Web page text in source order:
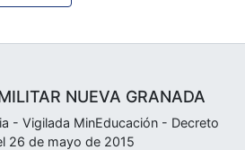
NUEVA GRANADA
- Vigilada MinEducación - Decreto
26 de mayo de 2015